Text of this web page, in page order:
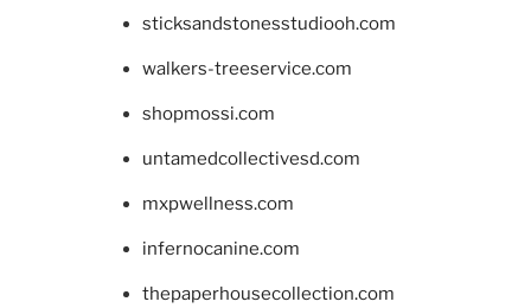
sticksandstonesstudiooh.com
walkers-treeservice.com
shopmossi.com
untamedcollectivesd.com
mxpwellness.com
infernocanine.com
thepaperhousecollection.com